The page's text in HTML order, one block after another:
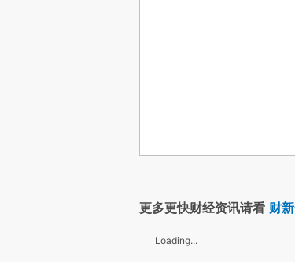
更多更快财经资讯请看 财
Loading...